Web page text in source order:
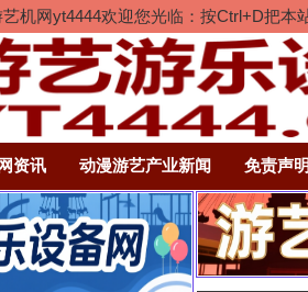
机网yt4444欢迎您光临：按Ctrl+D把
资讯 动漫游艺产业新闻 免责声